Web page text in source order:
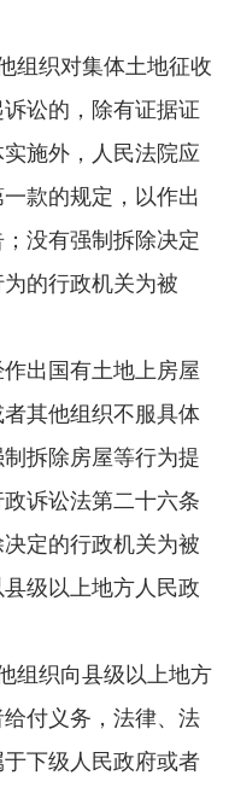
织对集体土地征收
讼的，除有证据证
施外，人民法院应
款的规定，以作出
没有强制拆除决定
的行政机关为被
出国有土地上房屋
其他组织不服具体
拆除房屋等行为提
诉讼法第二十六条
定的行政机关为被
级以上地方人民政
织向县级以上地方
付义务，法律、法
下级人民政府或者